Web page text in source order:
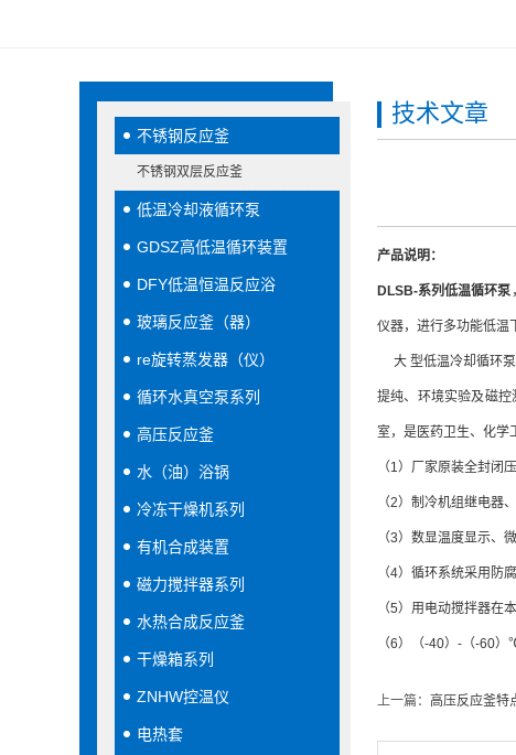
不锈钢反应釜
不锈钢双层反应釜
低温冷却液循环泵
GDSZ高低温循环装置
DFY低温恒温反应浴
玻璃反应釜（器）
re旋转蒸发器（仪）
循环水真空泵系列
高压反应釜
水（油）浴锅
冷冻干燥机系列
有机合成装置
磁力搅拌器系列
水热合成反应釜
干燥箱系列
ZNHW控温仪
电热套
技术文章
产品说明：
DLSB-系列低温循环泵
仪器，进行多功能低温
大 型低温冷却循环泵
提纯、环境实验及磁
室，是医药卫生、化学
（1）厂家原装全封闭
（2）制冷机组继电器
（3）数显温度显示、
（4）循环系统采用防
（5）用电动搅拌器在
（6）（-40）-（-60
上一篇： 高压反应釜特